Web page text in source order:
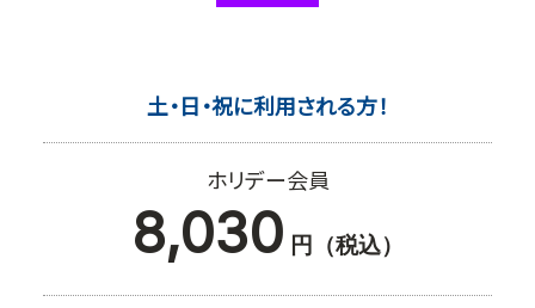
ホリデー会員
土・日・祝に利用される方！
8,030 円（税込）